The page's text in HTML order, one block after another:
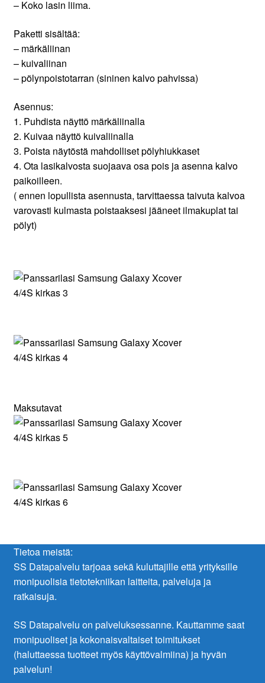
– Koko lasin liima.
Paketti sisältää:
– märkäliinan
– kuivaliinan
– pölynpoistotarran (sininen kalvo pahvissa)
Asennus:
1. Puhdista näyttö märkäliinalla
2. Kuivaa näyttö kuivaliinalla
3. Poista näytöstä mahdolliset pölyhiukkaset
4. Ota lasikalvosta suojaava osa pois ja asenna kalvo
paikoilleen.
( ennen lopullista asennusta, tarvittaessa taivuta kalvoa
varovasti kulmasta poistaaksesi jääneet ilmakuplat tai
pölyt)
Maksutavat
Tietoa meistä:
SS Datapalvelu tarjoaa sekä kuluttajille että yrityksille
monipuolisia tietotekniikan laitteita, palveluja ja
ratkaisuja.
SS Datapalvelu on palveluksessanne. Kauttamme saat
monipuoliset ja kokonaisvaltaiset toimitukset
(haluttaessa tuotteet myös käyttövalmiina) ja hyvän
palvelun!